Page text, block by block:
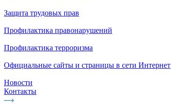
Защита трудовых прав
Профилактика правонарушений
Профилактика терроризма
Официальные сайты и страницы в сети Интернет
Новости
Контакты